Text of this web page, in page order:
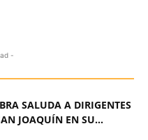
-
SALUDA A DIRIGENTES
JOAQUÍN EN SU...